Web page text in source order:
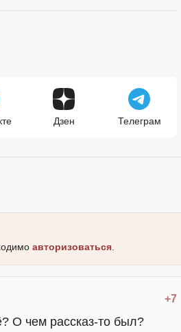
Дзен Телеграм
авторизоваться
+7
О чем рассказ-то был?